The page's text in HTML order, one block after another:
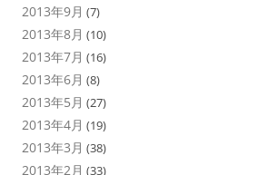
2013年9月 (7)
2013年8月 (10)
2013年7月 (16)
2013年6月 (8)
2013年5月 (27)
2013年4月 (19)
2013年3月 (38)
2013年2月 (33)